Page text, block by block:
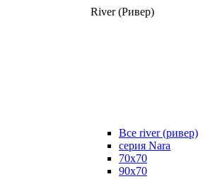
River (Ривер)
Все river (ривер)
серия Nara
70х70
90х70